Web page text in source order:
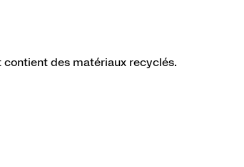
des matériaux recyclés.